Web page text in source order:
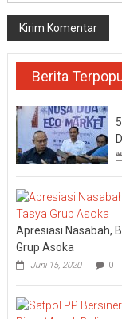
Berita
Apresiasi Nasabah,
Grup Asoka
Juni 15, 2020 0